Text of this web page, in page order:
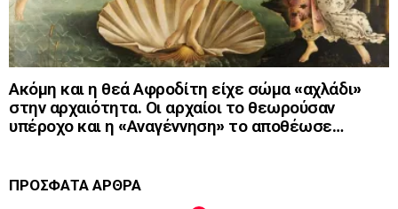
Ακόμη και η θεά Αφροδίτη είχε σώμα «αχλάδι»
στην αρχαιότητα. Οι αρχαίοι το θεωρούσαν
υπέροχο και η «Αναγέννηση» το αποθέωσε…
ΠΡΟΣΦΑΤΑ ΑΡΘΡΑ